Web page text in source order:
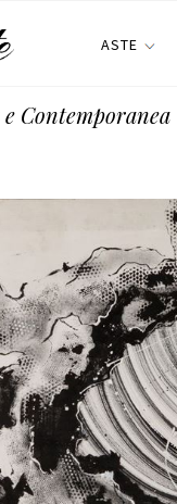
ASTE
Contemporanea